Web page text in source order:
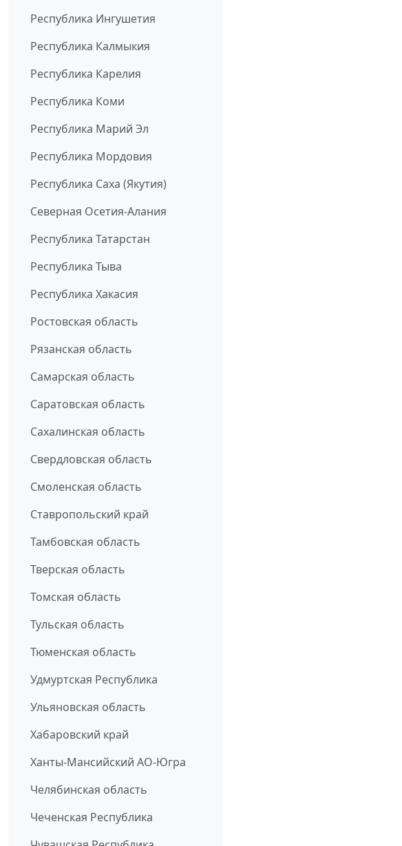
Республика Ингушетия
Республика Калмыкия
Республика Карелия
Республика Коми
Республика Марий Эл
Республика Мордовия
Республика Саха (Якутия)
Северная Осетия-Алания
Республика Татарстан
Республика Тыва
Республика Хакасия
Ростовская область
Рязанская область
Самарская область
Саратовская область
Сахалинская область
Свердловская область
Смоленская область
Ставропольский край
Тамбовская область
Тверская область
Томская область
Тульская область
Тюменская область
Удмуртская Республика
Ульяновская область
Хабаровский край
Ханты-Мансийский АО-Югра
Челябинская область
Чеченская Республика